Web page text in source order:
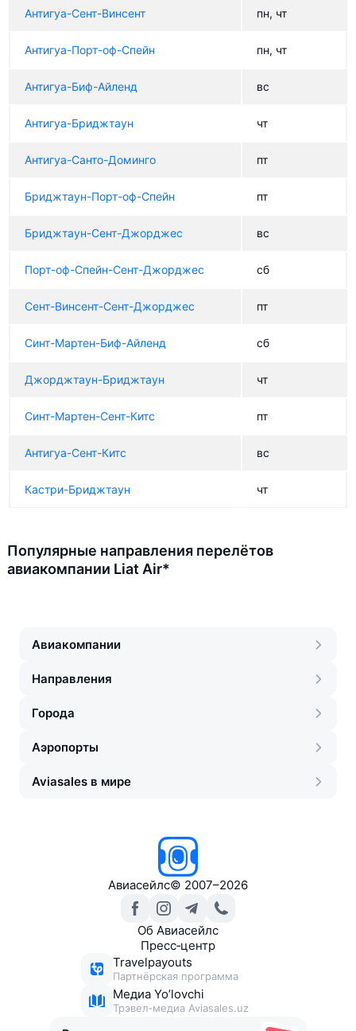
Антигуа-Сент-Винсент пн, чт
Антигуа-Порт-оф-Спейн пн, чт
Антигуа-Биф-Айленд вс
Антигуа-Бриджтаун чт
Антигуа-Санто-Доминго пт
Бриджтаун-Порт-оф-Спейн пт
Бриджтаун-Сент-Джорджес вс
Порт-оф-Спейн-Сент-Джорджес сб
Сент-Винсент-Сент-Джорджес пт
Синт-Мартен-Биф-Айленд сб
Джорджтаун-Бриджтаун чт
Синт-Мартен-Сент-Китс пт
Антигуа-Сент-Китс вс
Кастри-Бриджтаун чт
Популярные направления перелётов
авиакомпании Liat Air*
Авиакомпании
Направления
Города
Аэропорты
Aviasales в мире
Авиасейлс© 2007–2026
Об Авиасейлс
Пресс‑центр
Travelpayouts
Партнёрская программа
Медиа Yo’lovchi
Трэвел‑медиа Aviasales.uz